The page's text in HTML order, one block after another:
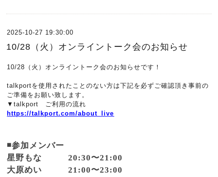
2025-10-27 19:30:00
10/28（火）オンライントーク会のお知らせ
10/28（火）オンライントーク会のお知らせです！
talkportを使用されたことのない方は下記を必ずご確認頂き事前の
ご準備をお願い致します。
▼talkport ご利用の流れ
https://talkport.com/about_live
◾️参加メンバー
星野もな 20:30〜21:00
大原めい 21:00〜23:00